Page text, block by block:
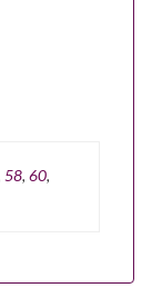
58,60,